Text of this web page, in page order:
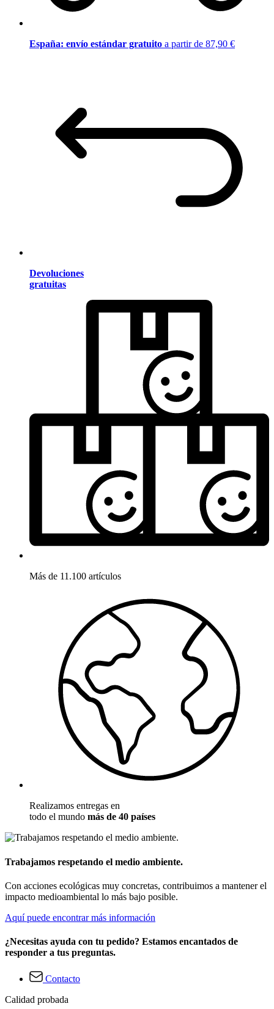
España: envío estándar gratuito a partir de 87,90 €
Devoluciones
gratuitas
Más de 11.100 artículos
Realizamos entregas en
todo el mundo más de 40 países
Trabajamos respetando el medio ambiente.
Con acciones ecológicas muy concretas, contribuimos a mantener el
impacto medioambiental lo más bajo posible.
Aquí puede encontrar más información
¿Necesitas ayuda con tu pedido? Estamos encantados de
responder a tus preguntas.
Contacto
Calidad probada